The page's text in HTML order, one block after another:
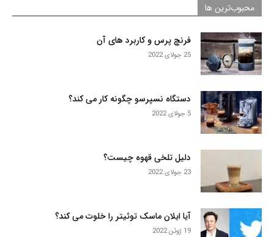
محبوب‌ترین ها
فرنچ پرس و کاربرد های آن
25 جولای 2022
دستگاه نسپرسو چگونه کار می کند؟
5 جولای 2022
دلیل تلخی قهوه چیست؟
23 جولای 2022
آیا ایلان ماسک توئیتر را خلوت می کند؟
19 ژوئن 2022